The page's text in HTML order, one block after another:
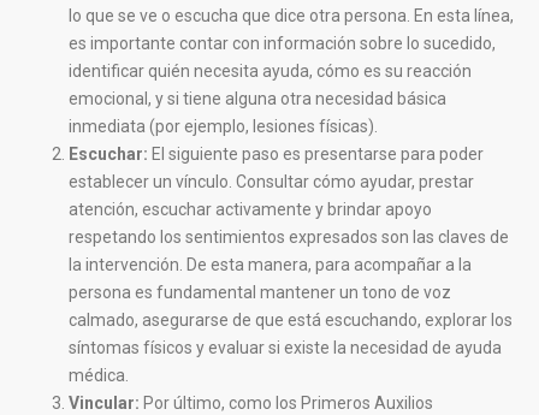
lo que se ve o escucha que dice otra persona. En esta línea,
es importante contar con información sobre lo sucedido,
identificar quién necesita ayuda, cómo es su reacción
emocional, y si tiene alguna otra necesidad básica
inmediata (por ejemplo, lesiones físicas).
Escuchar: El siguiente paso es presentarse para poder
establecer un vínculo. Consultar cómo ayudar, prestar
atención, escuchar activamente y brindar apoyo
respetando los sentimientos expresados son las claves de
la intervención. De esta manera, para acompañar a la
persona es fundamental mantener un tono de voz
calmado, asegurarse de que está escuchando, explorar los
síntomas físicos y evaluar si existe la necesidad de ayuda
médica.
Vincular: Por último, como los Primeros Auxilios